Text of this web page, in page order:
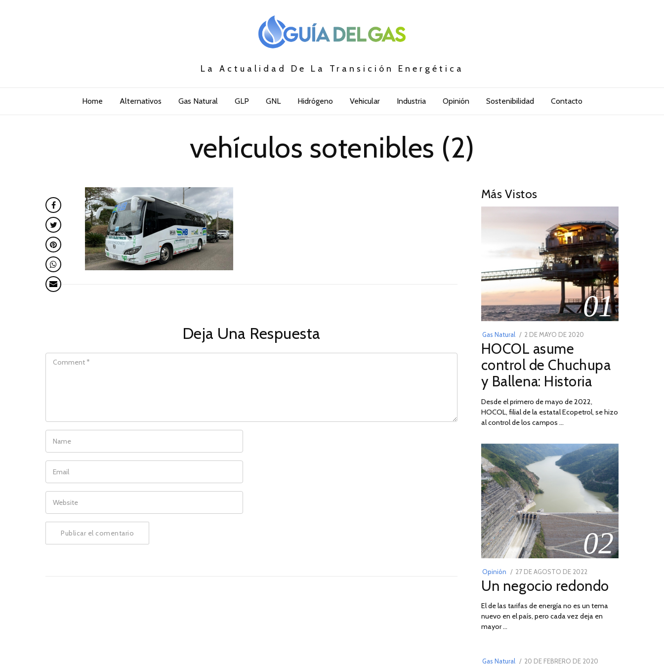
La Actualidad De La Transición Energética
Home Alternativos Gas Natural GLP GNL Hidrógeno Vehicular Industria Opinión Sostenibilidad Contacto
vehículos sotenibles (2)
Deja Una Respuesta
Más Vistos
01
Gas Natural
POSTED
ON
2 DE MAYO DE 2020
DE
2026
HOCOL asume
control de Chuchupa
y Ballena: Historia
Desde el primero de mayo de 2022,
HOCOL, filial de la estatal Ecopetrol, se hizo
al control de los campos …
02
Opinión
POSTED
ON
27 DE AGOSTO DE 2022
DE
DE
2022
Un negocio redondo
El de las tarifas de energía no es un tema
nuevo en el país, pero cada vez deja en
mayor …
Gas Natural
POSTED
20 DE FEBRERO DE 2020